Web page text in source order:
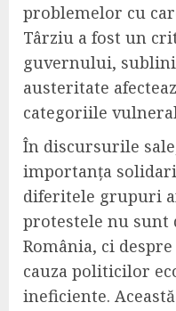
problemelor cu
Târziu a fost un
guvernului,
austeritate
categoriile
În discursurile
importanța
diferitele grupuri
protestele nu
România, ci
cauza politicilor
ineficiente.